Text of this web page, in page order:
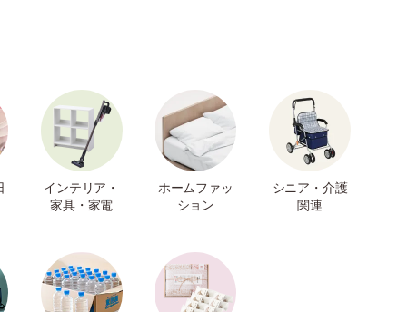
インテリア・
家具・家電
ホームファッ
ション
シニア・介護
関連